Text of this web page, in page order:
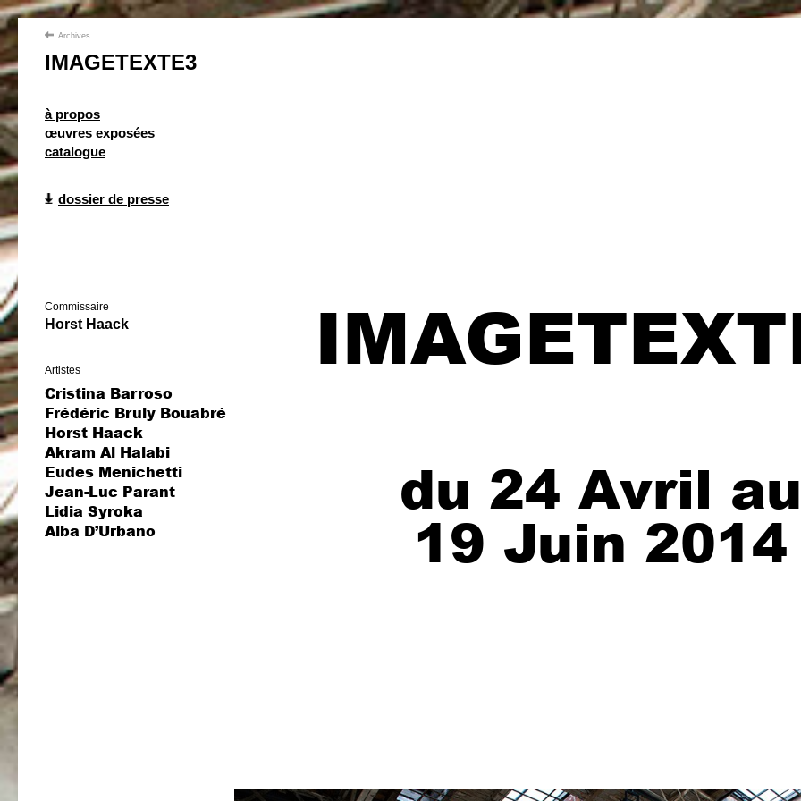
du 24 Avril au
19 Juin 2014
Archives
IMAGETEXTE3
à propos
œuvres exposées
catalogue
dossier de presse
Commissaire
Horst Haack
Artistes
Cristina Barroso
Frédéric Bruly Bouabré
Horst Haack
Akram Al Halabi
Eudes Menichetti
Jean-Luc Parant
Lidia Syroka
Alba D’Urbano